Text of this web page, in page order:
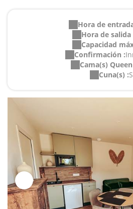
Hora de
Hora de salida
Capacidad
Confirmación :
Cama(s)
Cuna(s) :